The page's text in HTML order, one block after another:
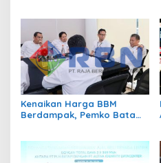
Kenaikan Harga BBM
Berdampak, Pemko Batam